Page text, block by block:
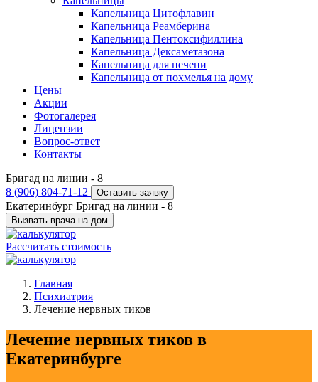
Капельница Цитофлавин
Капельница Реамберина
Капельница Пентоксифиллина
Капельница Дексаметазона
Капельница для печени
Капельница от похмелья на дому
Цены
Акции
Фотогалерея
Лицензии
Вопрос-ответ
Контакты
Бригад на линии - 8
8 (906) 804-71-12
Оставить заявку
Екатеринбург Бригад на линии - 8
Вызвать врача на дом
Рассчитать стоимость
Главная
Психиатрия
Лечение нервных тиков
Лечение нервных тиков в
Екатеринбурге